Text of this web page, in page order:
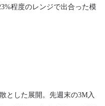
程度のレンジで出合った模
した展開。先週末の3M入